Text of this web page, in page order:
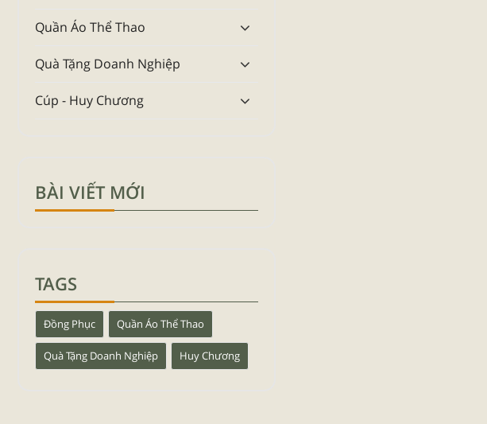
Quần Áo Thể Thao
Quà Tặng Doanh Nghiệp
Cúp - Huy Chương
BÀI VIẾT MỚI
TAGS
Đồng Phục Quần Áo Thể Thao
Quà Tặng Doanh Nghiệp Huy Chương